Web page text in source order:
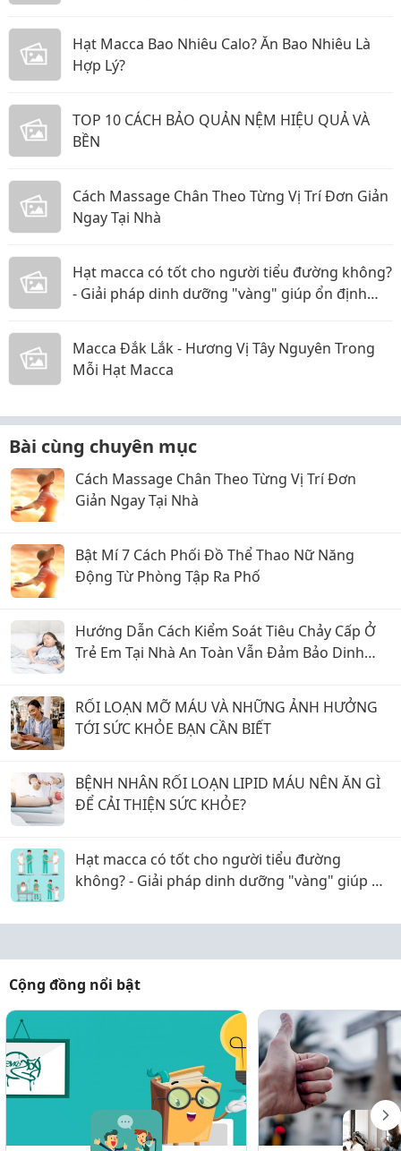
Hạt Macca Bao Nhiêu Calo? Ăn Bao Nhiêu Là
Hợp Lý?
TOP 10 CÁCH BẢO QUẢN NỆM HIỆU QUẢ VÀ
BỀN
Cách Massage Chân Theo Từng Vị Trí Đơn Giản
Ngay Tại Nhà
Hạt macca có tốt cho người tiểu đường không?
- Giải pháp dinh dưỡng "vàng" giúp ổn định
Macca Đắk Lắk - Hương Vị Tây Nguyên Trong
Mỗi Hạt Macca
Bài cùng chuyên mục
Cách Massage Chân Theo Từng Vị Trí Đơn
Giản Ngay Tại Nhà
Bật Mí 7 Cách Phối Đồ Thể Thao Nữ Năng
Động Từ Phòng Tập Ra Phố
Hướng Dẫn Cách Kiểm Soát Tiêu Chảy Cấp Ở
Trẻ Em Tại Nhà An Toàn Vẫn Đảm Bảo Dinh
RỐI LOẠN MỠ MÁU VÀ NHỮNG ẢNH HƯỞNG
TỚI SỨC KHỎE BẠN CẦN BIẾT
BỆNH NHÂN RỐI LOẠN LIPID MÁU NÊN ĂN GÌ
ĐỂ CẢI THIỆN SỨC KHỎE?
Hạt macca có tốt cho người tiểu đường
không? - Giải pháp dinh dưỡng "vàng" giúp ổn
Cộng đồng nổi bật